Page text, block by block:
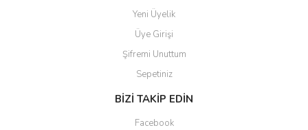
Yeni Üyelik
Üye Girişi
Şifremi Unuttum
Sepetiniz
BİZİ TAKİP EDİN
Facebook